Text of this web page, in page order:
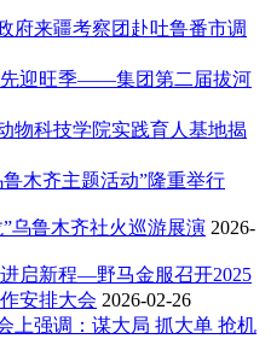
府来疆考察团赴吐鲁番市调
先迎旺季——集团第二届拔河
物科技学院实践育人基地揭
木齐主题活动”隆重举行
乌鲁木齐社火巡游展演 2026-
启新程—野马金服召开2025
安排大会 2026-02-26
上强调：谋大局 抓大单 抢机